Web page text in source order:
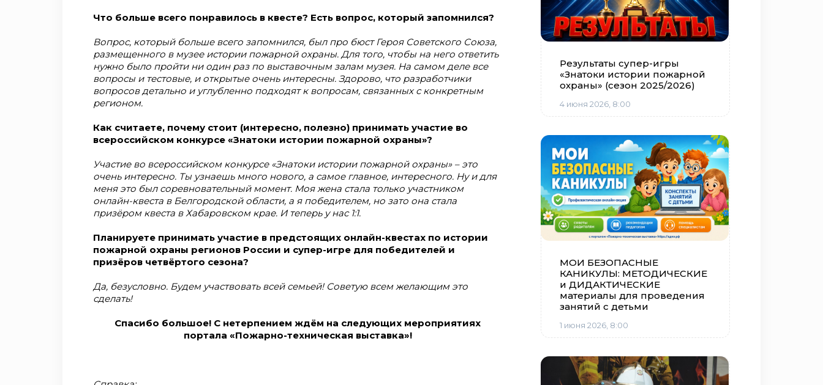
Что больше всего понравилось в квесте? Есть вопрос, который запомнился?
Вопрос, который больше всего запомнился, был про бюст Героя Советского Союза,
размещенного в музее истории пожарной охраны. Для того, чтобы на него ответить
нужно было пройти ни один раз по выставочным залам музея. На самом деле все
вопросы и тестовые, и открытые очень интересны. Здорово, что разработчики
вопросов детально и углубленно подходят к вопросам, связанных с конкретным
регионом.
Как считаете, почему стоит (интересно, полезно) принимать участие во
всероссийском конкурсе «Знатоки истории пожарной охраны»?
Участие во всероссийском конкурсе «Знатоки истории пожарной охраны» – это
очень интересно. Ты узнаешь много нового, а самое главное, интересного. Ну и для
меня это был соревновательный момент. Моя жена стала только участником
онлайн-квеста в Белгородской области, а я победителем, но зато она стала
призёром квеста в Хабаровском крае. И теперь у нас 1:1.
Планируете принимать участие в предстоящих онлайн-квестах по истории
пожарной охраны регионов России и супер-игре для победителей и
призёров четвёртого сезона?
Да, безусловно. Будем участвовать всей семьей! Советую всем желающим это
сделать!
Спасибо большое! С нетерпением ждём на следующих мероприятиях
портала «Пожарно-техническая выставка»!
Результаты супер-игры
«Знатоки истории пожарной
охраны» (сезон 2025/2026)
4 июня 2026, 8:00
МОИ БЕЗОПАСНЫЕ
КАНИКУЛЫ: МЕТОДИЧЕСКИЕ
и ДИДАКТИЧЕСКИЕ
материалы для проведения
занятий с детьми
1 июня 2026, 8:00